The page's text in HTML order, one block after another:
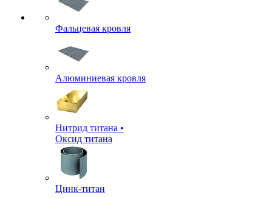
Фальцевая кровля
Алюминиевая кровля
Нитрид титана •
Оксид титана
Цинк-титан